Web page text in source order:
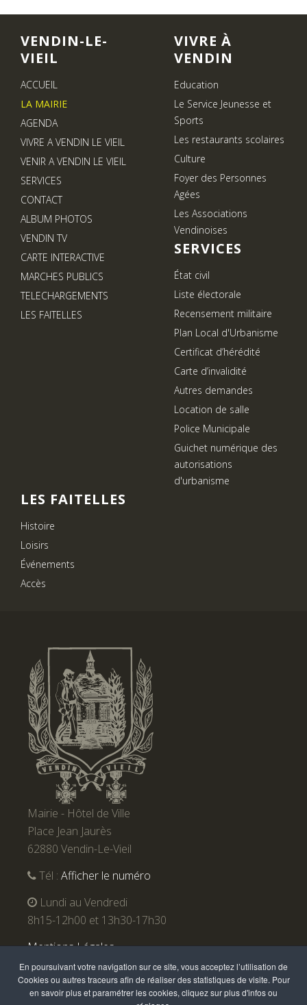
VENDIN-LE-
VIEIL
ACCUEIL
LA MAIRIE
AGENDA
VIVRE A VENDIN LE VIEIL
VENIR A VENDIN LE VIEIL
SERVICES
CONTACT
ALBUM PHOTOS
VENDIN TV
CARTE INTERACTIVE
MARCHES PUBLICS
TELECHARGEMENTS
LES FAITELLES
VIVRE À
VENDIN
Education
Le Service Jeunesse et
Sports
Les restaurants scolaires
Culture
Foyer des Personnes
Agées
Les Associations
Vendinoises
SERVICES
État civil
Liste électorale
Recensement militaire
Plan Local d'Urbanisme
Certificat d’hérédité
Carte d’invalidité
Autres demandes
Location de salle
Police Municipale
Guichet numérique des
autorisations
d'urbanisme
LES FAITELLES
Histoire
Loisirs
Événements
Accès
Mairie - Hôtel de Ville
Place Jean Jaurès
62880 Vendin-Le-Vieil
Tél : Afficher le numéro
Lundi au Vendredi
8h15-12h00 et 13h30-17h30
Mentions Légales
En poursuivant votre navigation sur ce site, vous acceptez l’utilisation de
Cookies ou autres traceurs afin de réaliser des statistiques de visite. Pour
en savoir plus et paramétrer les cookies, cliquez sur plus d'infos ou